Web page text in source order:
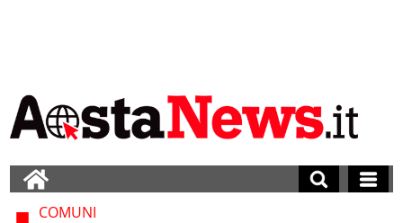
COMUNI